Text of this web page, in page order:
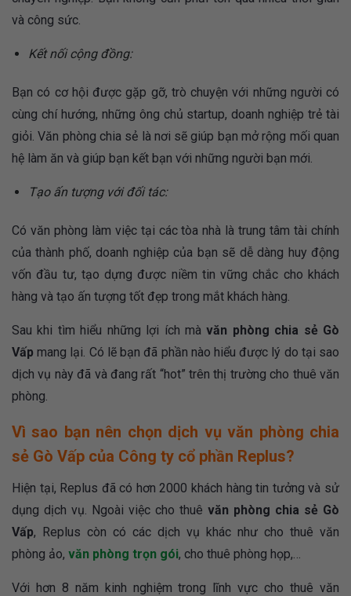
và công sức.
Kết nối cộng đồng:
Bạn có cơ hội được gặp gỡ, trò chuyện với những người có
cùng chí hướng, những ông chủ startup, doanh nghiệp trẻ tài
giỏi. Văn phòng chia sẻ là nơi sẽ giúp bạn mở rộng mối quan
hệ làm ăn và giúp bạn kết bạn với những người bạn mới.
Tạo ấn tượng với đối tác:
Có văn phòng làm việc tại các tòa nhà là trung tâm tài chính
của thành phố, doanh nghiệp của bạn sẽ dễ dàng huy động
vốn đầu tư, tạo dựng được niềm tin vững chắc cho khách
hàng và tạo ấn tượng tốt đẹp trong mắt khách hàng.
Sau khi tìm hiểu những lợi ích màvăn phòng chia sẻ Gò
Vấp mang lại. Có lẽ bạn đã phần nào hiểu được lý do tại sao
dịch vụ này đã và đang rất “hot” trên thị trường cho thuê văn
phòng.
Vì sao bạn nên chọn dịch vụ văn phòng chia
sẻ Gò Vấp của Công ty cổ phần Replus?
Hiện tại, Replus đã có hơn 2000 khách hàng tin tưởng và sử
dụng dịch vụ. Ngoài việc cho thuê văn phòng chia sẻ Gò
Vấp, Replus còn có các dịch vụ khác như cho thuê văn
phòng ảo, văn phòng trọn gói, cho thuê phòng họp,…
Với hơn 8 năm kinh nghiệm trong lĩnh vực cho thuê văn